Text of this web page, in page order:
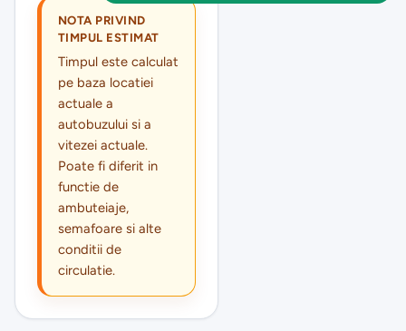
NOTA PRIVIND
TIMPUL ESTIMAT
Timpul este calculat
pe baza locatiei
actuale a
autobuzului si a
vitezei actuale.
Poate fi diferit in
functie de
ambuteiaje,
semafoare si alte
conditii de
circulatie.